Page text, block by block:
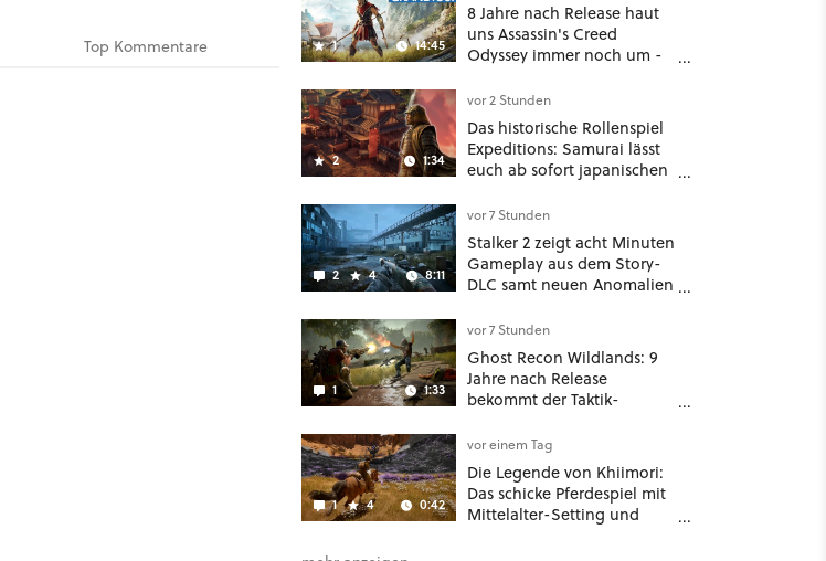
Top Kommentare 1 14:45
8 Jahre nach Release haut
uns Assassin's Creed
Odyssey immer noch um -
2 1:34
vor 2 Stunden
Das historische Rollenspiel
Expeditions: Samurai lässt
euch ab sofort japanischen
wahlweise mit Gewalt oder
Diplomatie
2 4 8:11
vor 7 Stunden
Stalker 2 zeigt acht Minuten
Gameplay aus dem Story-
DLC samt neuen Anomalien
1 1:33
vor 7 Stunden
Ghost Recon Wildlands: 9
Jahre nach Release
bekommt der Taktik-
nochmal ein dickes Update
1 4 0:42
vor einem Tag
Die Legende von Khiimori:
Das schicke Pferdespiel mit
Mittelalter-Setting und